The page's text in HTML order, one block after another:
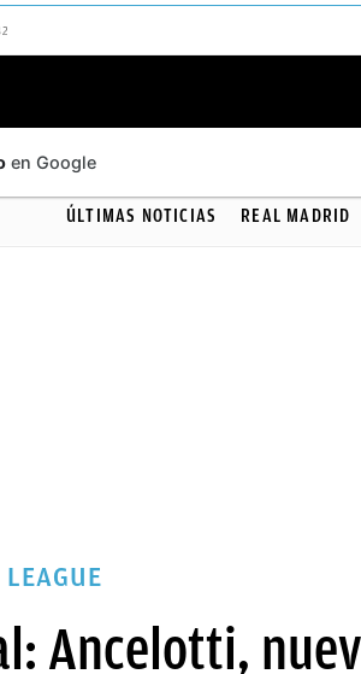
ÚLTIMAS NOTICIAS REAL MADRID
Ancelotti,
en Google